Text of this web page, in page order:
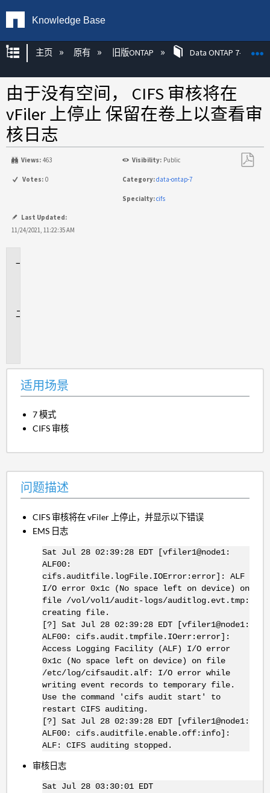
Knowledge Base
扩展/隐缩全局层次
主页 原有 旧版ONTAP Data ONTAP 7-模式
由于没有空间， CIFS 审核将在
vFiler 上停止 保留在卷上以查看审
核日志
Views: 463 Visibility: Public
Votes: 0 Category:data-ontap-7
Specialty:cifs
Last Updated:
11/24/2021, 11:22:35 AM
适用场景
7 模式
CIFS 审核
问题描述
CIFS 审核将在 vFiler 上停止，并显示以下错误
EMS 日志
Sat Jul 28 02:39:28 EDT [vfiler1@node1:
ALF00:
cifs.auditfile.logFile.IOError:error]: ALF
I/O error 0x1c (No space left on device) on
file /vol/vol1/audit-logs/auditlog.evt.tmp:
creating file.
[?] Sat Jul 28 02:39:28 EDT [vfiler1@node1:
ALF00: cifs.audit.tmpfile.IOerr:error]:
Access Logging Facility (ALF) I/O error
0x1c (No space left on device) on file
/etc/log/cifsaudit.alf: I/O error while
writing event records to temporary file.
Use the command 'cifs audit start' to
restart CIFS auditing.
[?] Sat Jul 28 02:39:28 EDT [vfiler1@node1:
ALF00: cifs.auditfile.enable.off:info]:
ALF: CIFS auditing stopped.
审核日志
Sat Jul 28 03:30:01 EDT